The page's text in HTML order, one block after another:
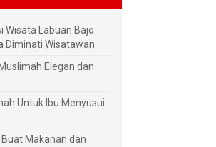
Wisata Labuan Bajo
Diminati Wisatawan
Elegan dan
Untuk Ibu Menyusui
Makanan dan